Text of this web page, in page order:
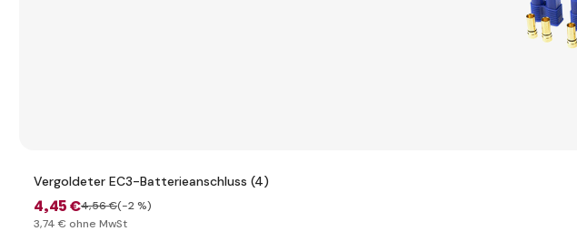
Vergoldeter EC3-Batterieanschluss (4)
4,45 €4,56 €(-2 %)
3,74 € ohne MwSt